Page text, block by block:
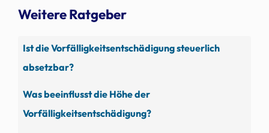
Weitere Ratgeber
Ist die Vorfälligkeitsentschädigung steuerlich
absetzbar?
Was beeinflusst die Höhe der
Vorfälligkeitsentschädigung?